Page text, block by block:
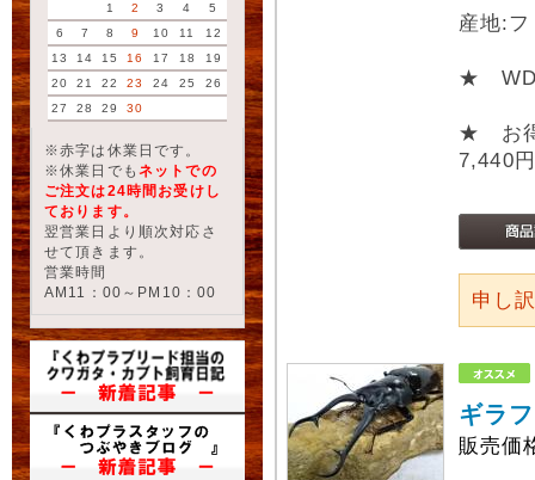
1
2 3 4
5
6
7 8 9 10 11
12
13
14 15 16 17 18
19
20
21 22 23 24 25
26
27
28 29 30
※赤字は休業日です。
※休業日でも ネットでの
ご注文は24時間お受けし
ております。
翌営業日より順次対応さ
せて頂きます。
営業時間
AM11：00～PM10：00
産地:
★ WD
★ お
7,440
申し
ギラ
販売価